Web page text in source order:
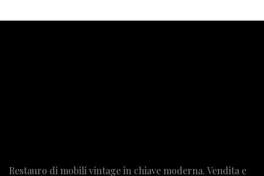
Restauro di mobili vintage in chiave moderna. Vendita e